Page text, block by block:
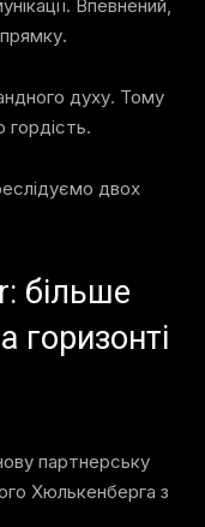
Впевнений,
духу. Тому
гордість.
двох
більше
горизонті
партнерську
Хюлькенберга з